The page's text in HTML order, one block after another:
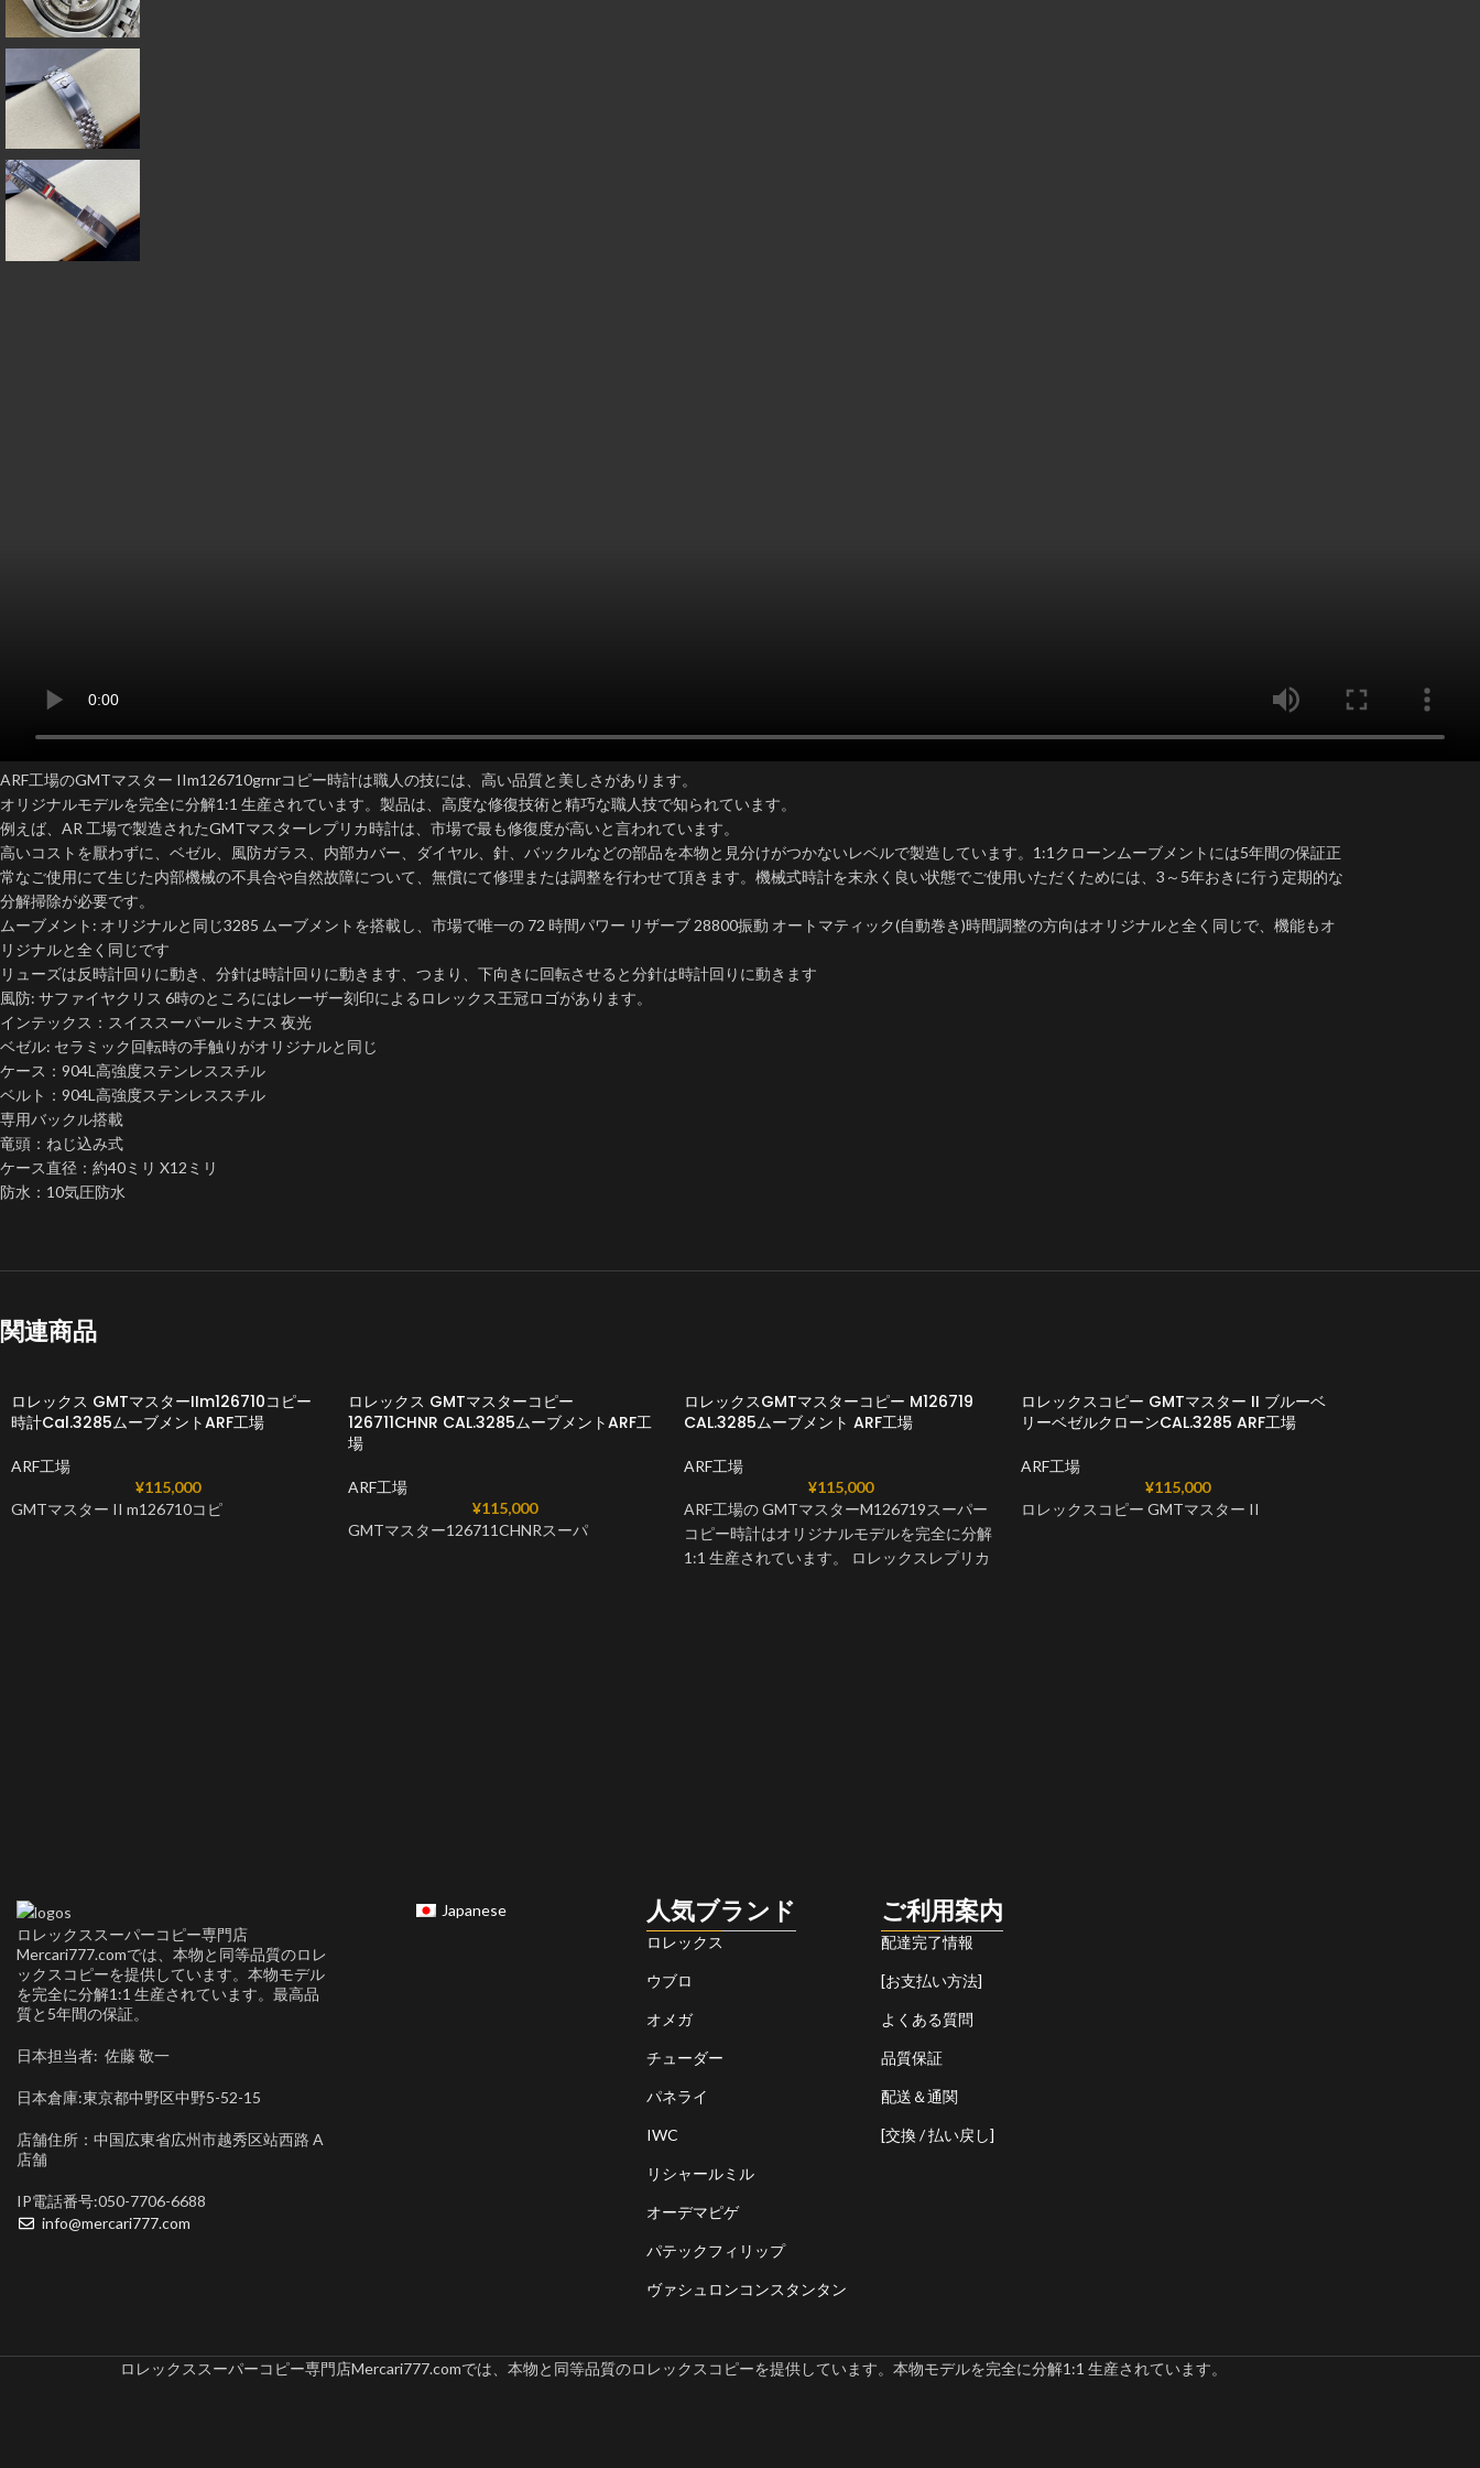
ARF工場のGMTマスター IIm126710grnrコピー時計は職人の技には、高い品質と美しさがあります。
オリジナルモデルを完全に分解1:1 生産されています。製品は、高度な修復技術と精巧な職人技で知られています。
例えば、AR 工場で製造されたGMTマスターレプリカ時計は、市場で最も修復度が高いと言われています。
高いコストを厭わずに、ベゼル、風防ガラス、内部カバー、ダイヤル、針、バックルなどの部品を本物と見分けがつかないレベルで製造しています。1:1クローンムーブメントには5年間の保証正
常なご使用にて生じた内部機械の不具合や自然故障について、無償にて修理または調整を行わせて頂きます。機械式時計を末永く良い状態でご使用いただくためには、3～5年おきに行う定期的な
分解掃除が必要です。
ムーブメント: オリジナルと同じ3285 ムーブメントを搭載し、市場で唯一の 72 時間パワー リザーブ 28800振動 オートマティック(自動巻き)時間調整の方向はオリジナルと全く同じで、機能もオ
リジナルと全く同じです
リューズは反時計回りに動き、分針は時計回りに動きます、つまり、下向きに回転させると分針は時計回りに動きます
風防: サファイヤクリス 6時のところにはレーザー刻印によるロレックス王冠ロゴがあります。
インテックス：スイススーパールミナス 夜光
ベゼル: セラミック回転時の手触りがオリジナルと同じ
ケース：904L高強度ステンレススチル
ベルト：904L高強度ステンレススチル
専用バックル搭載
竜頭：ねじ込み式
ケース直径：約40ミリ X12ミリ
防水：10気圧防水
関連商品
ロレックス GMTマスターIIm126710コピー
時計Cal.3285ムーブメントARF工場
ARF工場
¥115,000
GMTマスター II m126710コピ
ロレックス GMTマスターコピー
126711CHNR CAL.3285ムーブメントARF工
場
ARF工場
¥115,000
GMTマスター126711CHNRスーパ
ロレックスGMTマスターコピー M126719
CAL.3285ムーブメント ARF工場
ARF工場
¥115,000
ARF工場の GMTマスターM126719スーパー
コピー時計はオリジナルモデルを完全に分解
1:1 生産されています。 ロレックスレプリカ
ロレックスコピー GMTマスター II ブルーベ
リーベゼルクローンCAL.3285 ARF工場
ARF工場
¥115,000
ロレックスコピー GMTマスター II
ロレックススーパーコピー専門店
Mercari777.comでは、本物と同等品質のロレ
ックスコピーを提供しています。本物モデル
を完全に分解1:1 生産されています。最高品
質と5年間の保証。
日本担当者: 佐藤 敬一
日本倉庫:東京都中野区中野5-52-15
店舗住所：中国広東省広州市越秀区站西路 A
店舗
IP電話番号:050-7706-6688
info@mercari777.com
Japanese 人気ブランド
ロレックス
ウブロ
オメガ
チューダー
パネライ
IWC
リシャールミル
オーデマピゲ
パテックフィリップ
ヴァシュロンコンスタンタン
ご利用案内
配達完了情報
[お支払い方法]
よくある質問
品質保証
配送＆通関
[交換 / 払い戻し]
ロレックススーパーコピー専門店Mercari777.comでは、本物と同等品質のロレックスコピーを提供しています。本物モデルを完全に分解1:1 生産されています。